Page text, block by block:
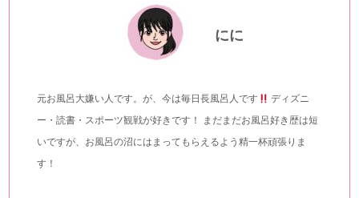
にに
元お風呂大嫌い人です。が、今は毎日長風呂人です
ディズニ
ー・読書・スポーツ観戦が好きです！ まだまだお風呂好き歴は短
いですが、お風呂の沼にはまってもらえるよう精一杯頑張りま
す！